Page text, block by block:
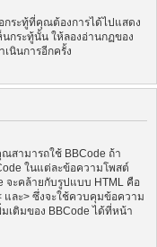
กระทู้ที่คุณต้องการได้ไปแสดง
กระทู้นั้น ให้ลองอ่านกฏของ
นินการอีกครั้ง
สามารถใช้ BBCode ถ้า
ในแต่ละข้อความโพสต์
ะคล้ายกับรูปแบบ HTML คือ
และ> ซึ่งจะใช้ควบคุมข้อความ
เติมของ BBCode ได้ที่หน้า